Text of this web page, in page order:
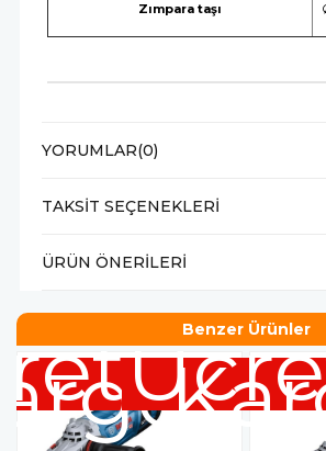
Zımpara taşı
YORUMLAR(0)
TAKSIT SEÇENEKLERI
ÜRÜN ÖNERILERI
Benzer Ürünler